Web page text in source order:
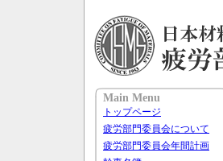
Main Menu
トップページ
疲労部門委員会について
疲労部門委員会年間計画